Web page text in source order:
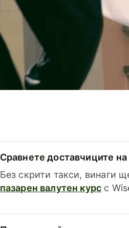
Сравнете доставчиците
Без скрити такси, винаги
пазарен валутен курс с